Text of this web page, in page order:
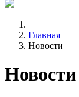
Главная
Новости
Новости